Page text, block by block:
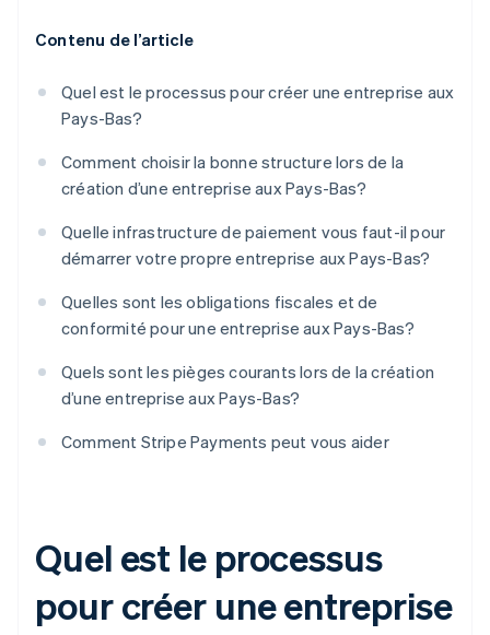
Contenu de l’article
Quel est le processus pour créer une entreprise aux
Pays-Bas?
Comment choisir la bonne structure lors de la
création d’une entreprise aux Pays-Bas?
Quelle infrastructure de paiement vous faut-il pour
démarrer votre propre entreprise aux Pays-Bas?
Quelles sont les obligations fiscales et de
conformité pour une entreprise aux Pays-Bas?
Quels sont les pièges courants lors de la création
d’une entreprise aux Pays-Bas?
Comment Stripe Payments peut vous aider
Quel est le processus
pour créer une entreprise